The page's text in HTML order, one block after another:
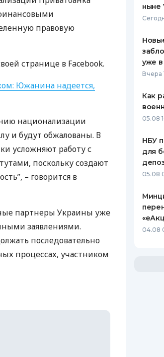
КЕШБЭКА
ВСЕ
правовую
странице в Facebook.
Южанина надеется,
национализации
и будут обжалованы. В
усложняют работу с
поскольку создают
– говорится в
партнеры Украины уже
заявлениями.
последовательно
процессах, участником
ныне
уже в
Вчера
Как
05.08
НБУ
для
05.08
04.08